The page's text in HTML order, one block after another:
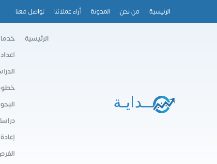
الرئيسية من نحن المدونة أراء عملائنا تواصل معنا
الرئيسية